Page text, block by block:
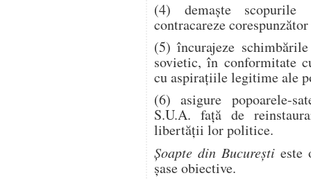
(4) demaşte
contracareze
(5) încurajeze
sovietic, în conformitate
cu aspiraţiile legitime ale
(6) asigure popoarele-
S.U.A. faţă de
libertăţii lor politice.
Şoapte din Bucureştieste
şase obiective.